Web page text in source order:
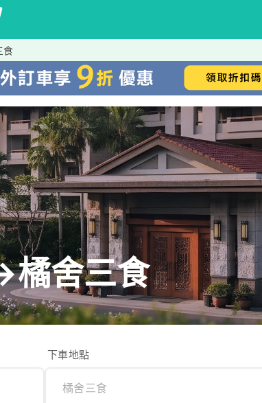
食
橘舍三食
下車地點